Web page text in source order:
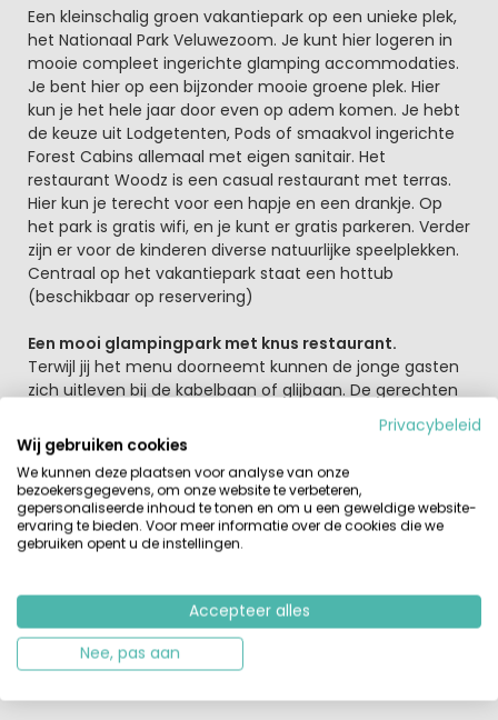
Beschrijving
Een kleinschalig groen vakantiepark op een unieke plek,
het Nationaal Park Veluwezoom. Je kunt hier logeren in
mooie compleet ingerichte glamping accommodaties.
Je bent hier op een bijzonder mooie groene plek. Hier
kun je het hele jaar door even op adem komen. Je hebt
de keuze uit Lodgetenten, Pods of smaakvol ingerichte
Forest Cabins allemaal met eigen sanitair. Het
restaurant Woodz is een casual restaurant met terras.
Hier kun je terecht voor een hapje en een drankje. Op
het park is gratis wifi, en je kunt er gratis parkeren. Verder
zijn er voor de kinderen diverse natuurlijke speelplekken.
Centraal op het vakantiepark staat een hottub
(beschikbaar op reservering)
Een mooi glampingpark met knus restaurant.
Terwijl jij het menu doorneemt kunnen de jonge gasten
zich uitleven bij de kabelbaan of glijbaan. De gerechten
streekproducten tussen. In schoolvakanties en de zomer
is het restaurant 7 dagen per week geopend. Ga je
wandelend of fietsend Het Nationaal Park de Veluwe
ontdekken dan kun je bij het restaurant een goed
gevulde picknicktas bestellen. Verder kun je bij de
receptie fietsen huren of je eigen elektrische fiets
zelf. Natuurlijk is een bezoek aan Dierentuin Burgers Zoo
een leuke dagtrip met kinderen. Op het park zijn
aangelijnde honden welkom (zie parkregels) in
Lodgetenten en Forest Cabins.
Privacybeleid
Wij gebruiken cookies
We kunnen deze plaatsen voor analyse van onze
bezoekersgegevens, om onze website te verbeteren,
gepersonaliseerde inhoud te tonen en om u een geweldige website-
ervaring te bieden. Voor meer informatie over de cookies die we
gebruiken opent u de instellingen.
Accepteer alles
Nee, pas aan